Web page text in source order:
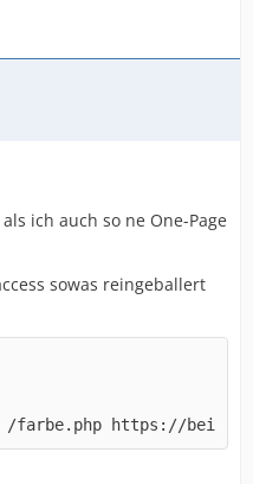
ich auch so ne One-Page
sowas reingeballert
/farbe.php https://